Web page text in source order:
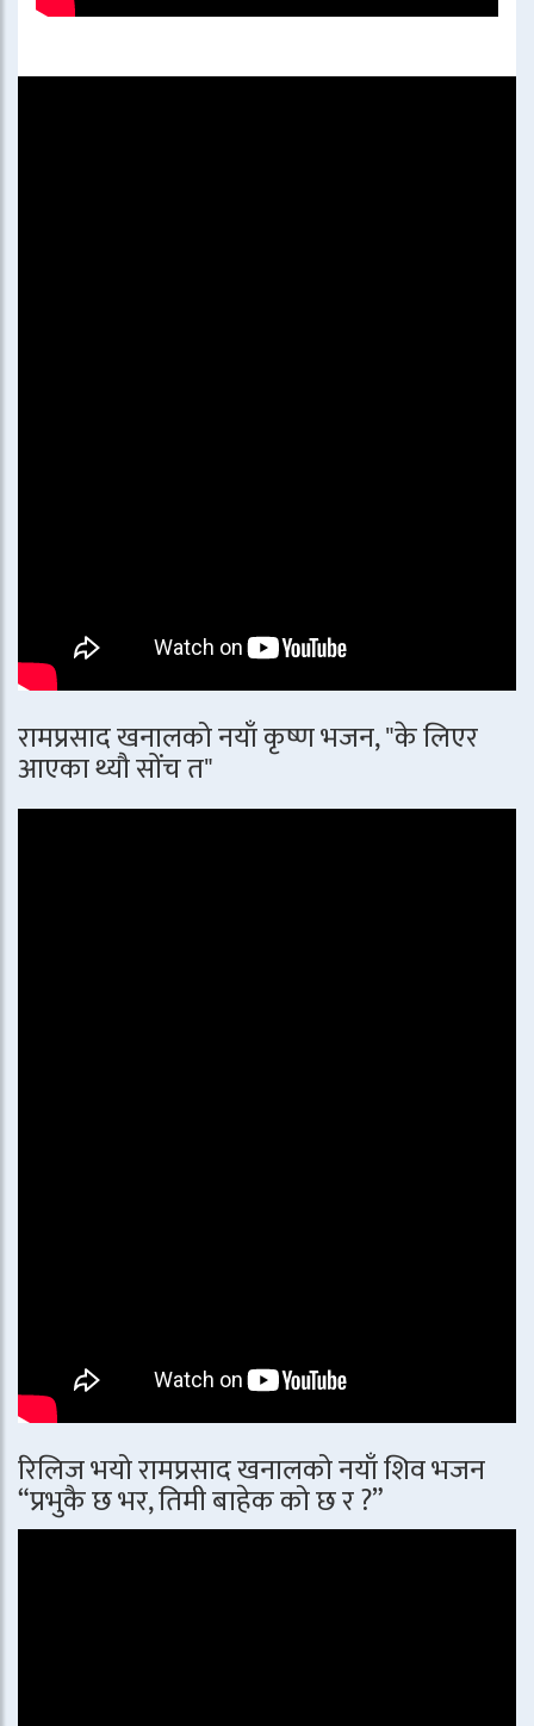
रामप्रसाद खनालको नयाँ कृष्ण भजन, "के लिएर
आएका थ्यौ सोंच त"
रिलिज भयो रामप्रसाद खनालको नयाँ शिव भजन
“प्रभुकै छ भर, तिमी बाहेक को छ र ?”